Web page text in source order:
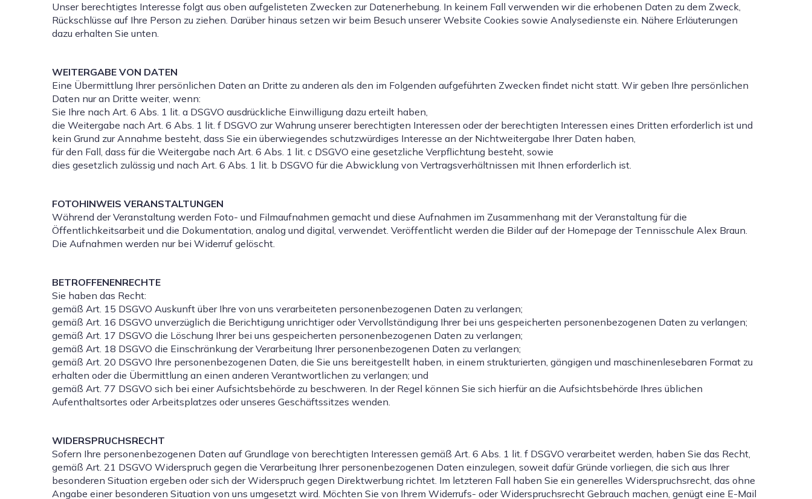
Unser berechtigtes Interesse folgt aus oben aufgelisteten Zwecken zur Datenerhebung. In keinem Fall verwenden wir die erhobenen Daten zu dem Zweck,
Rückschlüsse auf Ihre Person zu ziehen. Darüber hinaus setzen wir beim Besuch unserer Website Cookies sowie Analysedienste ein. Nähere Erläuterungen
dazu erhalten Sie unten.
WEITERGABE VON DATEN
Eine Übermittlung Ihrer persönlichen Daten an Dritte zu anderen als den im Folgenden aufgeführten Zwecken findet nicht statt. Wir geben Ihre persönlichen
Daten nur an Dritte weiter, wenn:
Sie Ihre nach Art. 6 Abs. 1 lit. a DSGVO ausdrückliche Einwilligung dazu erteilt haben,
die Weitergabe nach Art. 6 Abs. 1 lit. f DSGVO zur Wahrung unserer berechtigten Interessen oder der berechtigten Interessen eines Dritten erforderlich ist und
kein Grund zur Annahme besteht, dass Sie ein überwiegendes schutzwürdiges Interesse an der Nichtweitergabe Ihrer Daten haben,
für den Fall, dass für die Weitergabe nach Art. 6 Abs. 1 lit. c DSGVO eine gesetzliche Verpflichtung besteht, sowie
dies gesetzlich zulässig und nach Art. 6 Abs. 1 lit. b DSGVO für die Abwicklung von Vertragsverhältnissen mit Ihnen erforderlich ist.
FOTOHINWEIS VERANSTALTUNGEN
Während der Veranstaltung werden Foto- und Filmaufnahmen gemacht und diese Aufnahmen im Zusammenhang mit der Veranstaltung für die
Öffentlichkeitsarbeit und die Dokumentation, analog und digital, verwendet. Veröffentlicht werden die Bilder auf der Homepage der Tennisschule Alex Braun.
Die Aufnahmen werden nur bei Widerruf gelöscht.
BETROFFENENRECHTE
Sie haben das Recht:
gemäß Art. 15 DSGVO Auskunft über Ihre von uns verarbeiteten personenbezogenen Daten zu verlangen;
gemäß Art. 16 DSGVO unverzüglich die Berichtigung unrichtiger oder Vervollständigung Ihrer bei uns gespeicherten personenbezogenen Daten zu verlangen;
gemäß Art. 17 DSGVO die Löschung Ihrer bei uns gespeicherten personenbezogenen Daten zu verlangen;
gemäß Art. 18 DSGVO die Einschränkung der Verarbeitung Ihrer personenbezogenen Daten zu verlangen;
gemäß Art. 20 DSGVO Ihre personenbezogenen Daten, die Sie uns bereitgestellt haben, in einem strukturierten, gängigen und maschinenlesebaren Format zu
erhalten oder die Übermittlung an einen anderen Verantwortlichen zu verlangen; und
gemäß Art. 77 DSGVO sich bei einer Aufsichtsbehörde zu beschweren. In der Regel können Sie sich hierfür an die Aufsichtsbehörde Ihres üblichen
Aufenthaltsortes oder Arbeitsplatzes oder unseres Geschäftssitzes wenden.
WIDERSPRUCHSRECHT
Sofern Ihre personenbezogenen Daten auf Grundlage von berechtigten Interessen gemäß Art. 6 Abs. 1 lit. f DSGVO verarbeitet werden, haben Sie das Recht,
gemäß Art. 21 DSGVO Widerspruch gegen die Verarbeitung Ihrer personenbezogenen Daten einzulegen, soweit dafür Gründe vorliegen, die sich aus Ihrer
besonderen Situation ergeben oder sich der Widerspruch gegen Direktwerbung richtet. Im letzteren Fall haben Sie ein generelles Widerspruchsrecht, das ohne
Angabe einer besonderen Situation von uns umgesetzt wird. Möchten Sie von Ihrem Widerrufs- oder Widerspruchsrecht Gebrauch machen, genügt eine E-Mail